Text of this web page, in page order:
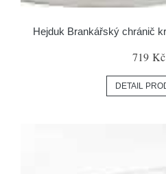
Hejduk Brankářský chránič
719 Kč
DETAIL